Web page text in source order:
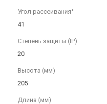
Угол рассеивания°
41
Степень защиты (IP)
20
Высота (мм)
205
Длина (мм)